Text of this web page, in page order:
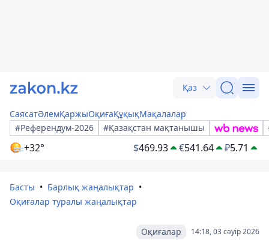
Қаз
СаясатӘлемҚаржыОқиғаҚұқықМақалалар
#Референдум-2026
#Қазақстан мақтанышы
+32° $469.93 €541.64 ₽5.71
Басты
Барлық жаңалықтар
Оқиғалар туралы жаңалықтар
14:18, 03 сәуір 2026
Оқиғалар